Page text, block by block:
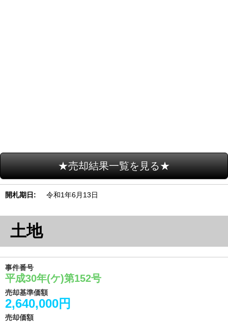
★売却結果一覧を見る★
開札期日 令和1年6月13日
土地
事件番号
平成30年(ケ)第152号
売却基準価額
2,640,000円
売却価額